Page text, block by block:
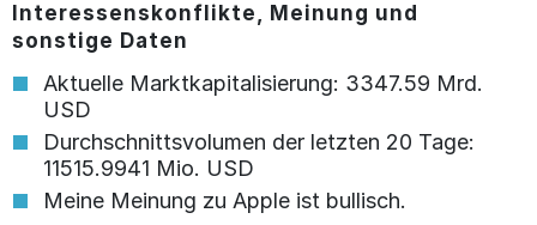
Interessenskonflikte, Meinung und
sonstige Daten
Aktuelle Marktkapitalisierung: 3347.59 Mrd.
USD
Durchschnittsvolumen der letzten 20 Tage:
11515.9941 Mio. USD
Meine Meinung zu Apple ist bullisch.